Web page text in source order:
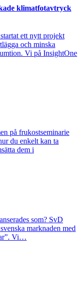
klimatfotavtryck
ett nytt projekt
och minska
Vi på InsightOne
på frukostseminarie
du enkelt kan ta
dem i
som? SvD
marknaden med
Vi…